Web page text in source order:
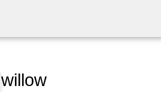
willow